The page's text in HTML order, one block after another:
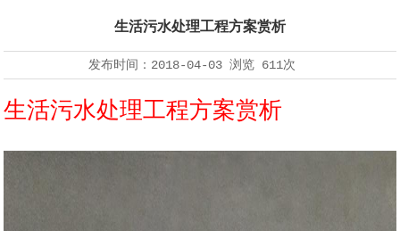
生活污水处理工程方案赏析
发布时间： 2018-04-03 浏览 611次
生活污水处理工程方案赏析